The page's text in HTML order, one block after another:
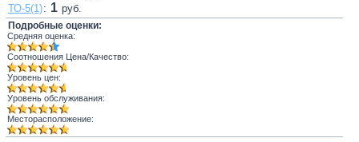
ТО-5(1): 1 руб.
Подробные оценки:
Средняя оценка:
Соотношения Цена/Качество:
Уровень цен:
Уровень обслуживания:
Месторасположение: